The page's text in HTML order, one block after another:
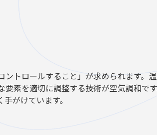
ントロールすること」が求められます。
素を適切に調整する技術が空気調和です
がけています。